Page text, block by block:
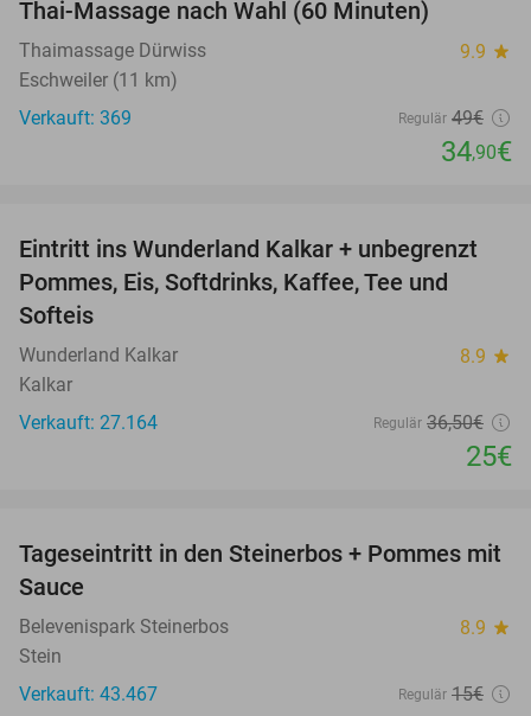
Thai-Massage nach Wahl (60 Minuten)
Thaimassage Dürwiss 9.9 star
Eschweiler (11 km)
Verkauft: 369
Regulär 49€
34,90€
32%
Eintritt ins Wunderland Kalkar + unbegrenzt
Pommes, Eis, Softdrinks, Kaffee, Tee und
Softeis
Wunderland Kalkar 8.9 star
Kalkar
Verkauft: 27.164
Regulär 36,50€
25€
37%
Tageseintritt in den Steinerbos + Pommes mit
Sauce
Belevenispark Steinerbos 8.9 star
Stein
Verkauft: 43.467
Regulär 15€